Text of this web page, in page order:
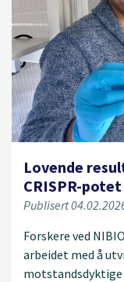
Lovende
CRISPR-potet
Publisert
Forskere ved
arbeidet med å